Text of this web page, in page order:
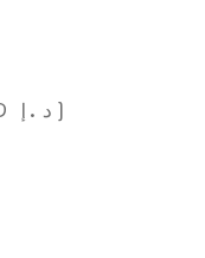
Émirats arabes unis (AED د.إ)